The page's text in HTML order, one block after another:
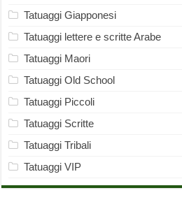
Tatuaggi Giapponesi
Tatuaggi lettere e scritte Arabe
Tatuaggi Maori
Tatuaggi Old School
Tatuaggi Piccoli
Tatuaggi Scritte
Tatuaggi Tribali
Tatuaggi VIP